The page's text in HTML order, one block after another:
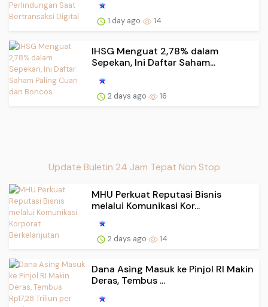
1 day ago 14
IHSG Menguat 2,78% dalam
Sepekan, Ini Daftar Saham...
2 days ago 16
Update Buletin 24 Jam Tepat Non Stop
MHU Perkuat Reputasi Bisnis
melalui Komunikasi Kor...
2 days ago 14
Dana Asing Masuk ke Pinjol RI Makin
Deras, Tembus ...